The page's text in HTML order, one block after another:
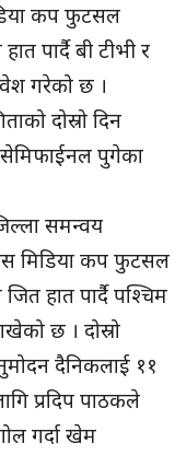
कप फुटसल
पार्दै बी टीभी र
गरेको छ ।
दोस्रो दिन
सेमिफाईनल पुगेका
समन्वय
मिडिया कप फुटसल
हात पार्दै पश्चिम
छ । दोस्रो
दैनिकलाई ११
प्रदिप पाठकले
गर्दा खेम